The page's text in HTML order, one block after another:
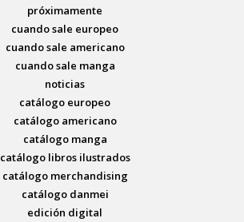
próximamente
cuando sale europeo
cuando sale americano
cuando sale manga
noticias
catálogo europeo
catálogo americano
catálogo manga
catálogo libros ilustrados
catálogo merchandising
catálogo danmei
edición digital